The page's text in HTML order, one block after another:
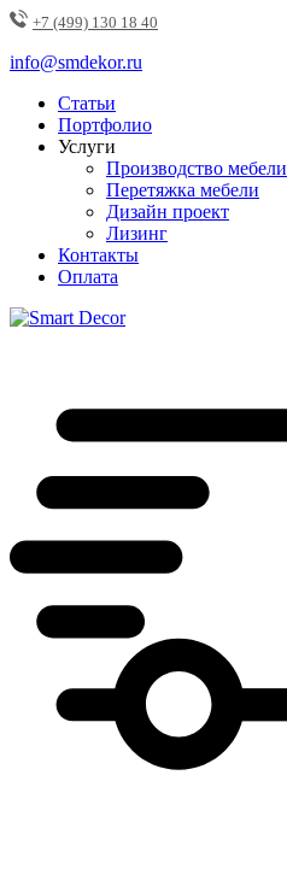
+7 (499) 130 18 40
info@smdekor.ru
Статьи
Портфолио
Услуги
Производство мебели
Перетяжка мебели
Дизайн проект
Лизинг
Контакты
Оплата